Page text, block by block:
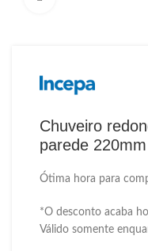
Chuveiro
parede
Ótima hora para
*O desconto acaba
Válido somente